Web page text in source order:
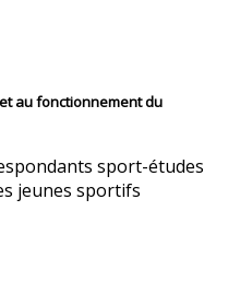
au fonctionnement du
sport-études
jeunes sportifs